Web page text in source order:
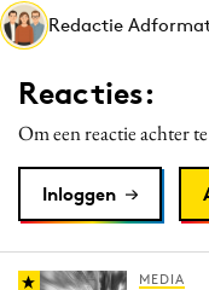
Media
Merkstrategie
PR
Programmatic
Reputatie & crisis
Redactie
Reacties:
Om een reactie achter
Inloggen
MEDIA